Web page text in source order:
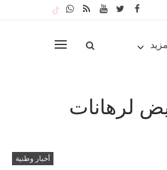
لرهانات
أخبار وطنية